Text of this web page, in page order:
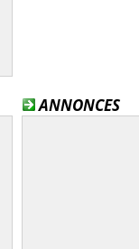
ANNONCES